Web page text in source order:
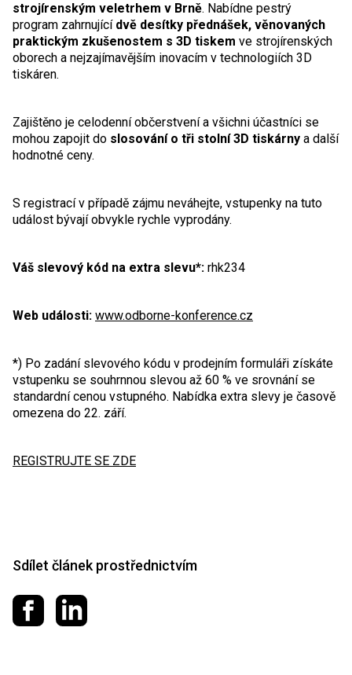
strojírenským veletrhem v Brně. Nabídne pestrý
program zahrnující dvě desítky přednášek, věnovaných
praktickým zkušenostem s 3D tiskem ve strojírenských
oborech a nejzajímavějším inovacím v technologiích 3D
tiskáren.
Zajištěno je celodenní občerstvení a všichni účastníci se
mohou zapojit do slosování o tři stolní 3D tiskárny a další
hodnotné ceny.
S registrací v případě zájmu neváhejte, vstupenky na tuto
událost bývají obvykle rychle vyprodány.
Váš slevový kód na extra slevu*: rhk234
Web události: www.odborne-konference.cz
*) Po zadání slevového kódu v prodejním formuláři získáte
vstupenku se souhrnnou slevou až 60 % ve srovnání se
standardní cenou vstupného. Nabídka extra slevy je časově
omezena do 22. září.
REGISTRUJTE SE ZDE
Sdílet článek prostřednictvím
Sdílet na Facebooku
Sdílet na LinkedIn